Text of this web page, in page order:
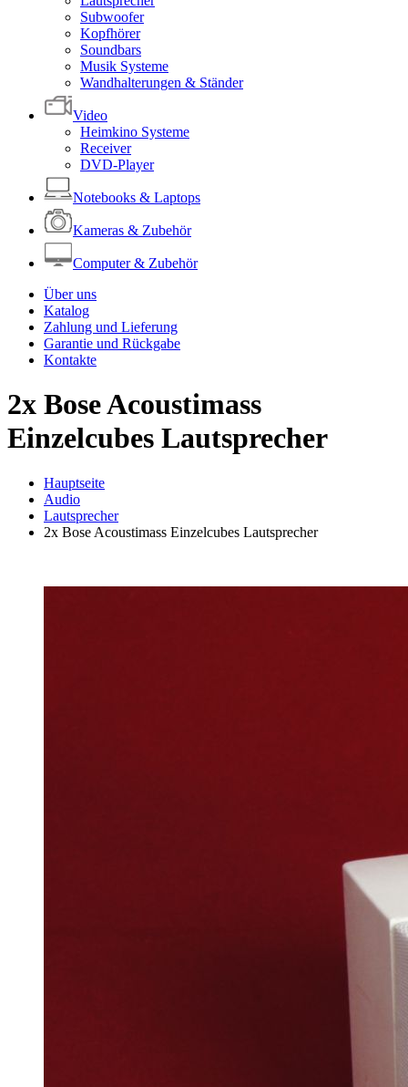
Subwoofer
Kopfhörer
Soundbars
Musik Systeme
Wandhalterungen & Ständer
Video
Heimkino Systeme
Receiver
DVD-Player
Notebooks & Laptops
Kameras & Zubehör
Computer & Zubehör
Über uns
Katalog
Zahlung und Lieferung
Garantie und Rückgabe
Kontakte
2x Bose Acoustimass
Einzelcubes Lautsprecher
Hauptseite
Audio
Lautsprecher
2x Bose Acoustimass Einzelcubes Lautsprecher